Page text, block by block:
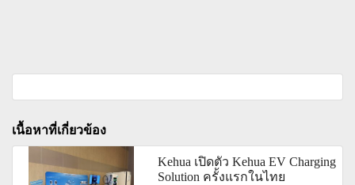
เนื้อหาที่เกี่ยวข้อง
Kehua เปิดตัว Kehua EV Charging
Solution ครั้งแรกในไทย